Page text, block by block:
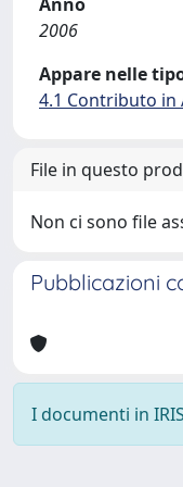
2006
Appare nelle
4.1 Contributo in
File in questo
Non ci sono file
Pubblicazioni
I documenti in